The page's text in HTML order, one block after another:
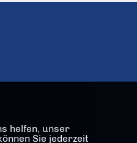
helfen, unser
Sie jederzeit